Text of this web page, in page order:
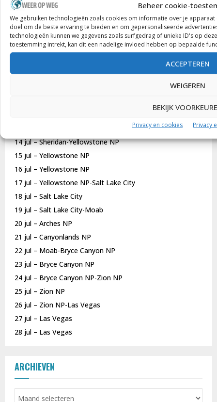
Beheer cookie-
We gebruiken technologieën zoals cookies om informatie over je
doel om de beste ervaring te bieden en om gepersonaliseerde
technologieën kunnen we gegevens zoals surfgedrag of unieke ID's op
toestemming intrekt, kan dit een nadelige invloed hebben op bepaalde
ACCEPTEREN
WEIGEREN
BEKIJK
Privacy en cookies Privacy
ROUTE DENVER-LAS VEGAS
9 jul – Denver
13 jul – Custer-Devils Tower-Sheridan
14 jul – Sheridan-Yellowstone NP
15 jul – Yellowstone NP
16 jul – Yellowstone NP
17 jul – Yellowstone NP-Salt Lake City
18 jul – Salt Lake City
19 jul – Salt Lake City-Moab
20 jul – Arches NP
21 jul – Canyonlands NP
22 jul – Moab-Bryce Canyon NP
23 jul – Bryce Canyon NP
24 jul – Bryce Canyon NP-Zion NP
25 jul – Zion NP
26 jul – Zion NP-Las Vegas
27 jul – Las Vegas
28 jul – Las Vegas
ARCHIEVEN